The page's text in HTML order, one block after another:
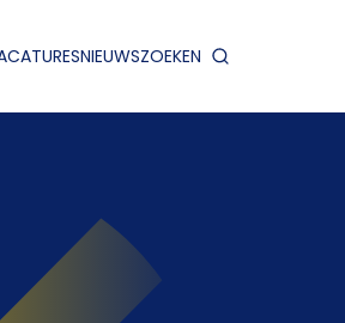
NIEUWSZOEKEN